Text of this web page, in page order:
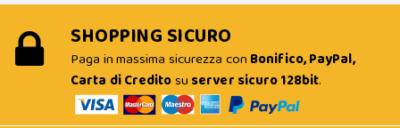
SHOPPING SICURO
Paga in massima sicurezza con Bonifico, PayPal,
Carta di Creditosu server sicuro 128bit.